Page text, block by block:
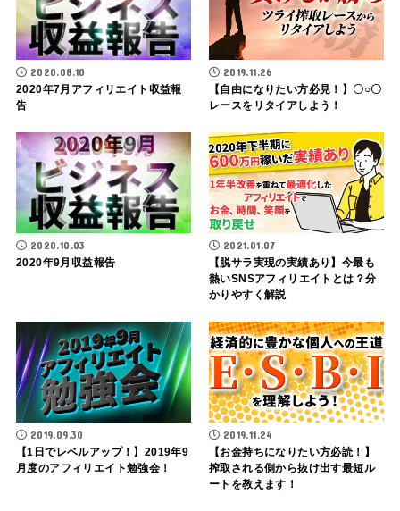
2020.08.10
2020年7月アフィリエイト収益報
告
2019.11.26
【自由になりたい方必見！】〇○〇
レースをリタイアしよう！
2020.10.03
2020年9月収益報告
2021.01.07
【脱サラ実現の実績あり】今最も
熱いSNSアフィリエイトとは？分
かりやすく解説
2019.09.30
【1日でレベルアップ！】2019年9
月度のアフィリエイト勉強会！
2019.11.24
【お金持ちになりたい方必読！】
搾取される側から抜け出す最短ル
ートを教えます！